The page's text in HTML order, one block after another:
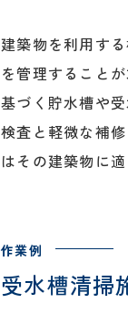
建築物を利用す
を管理すること
基づく貯水槽や
検査と軽微な補
はその建築物に
受水槽清掃